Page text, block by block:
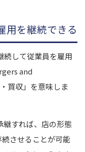
用を継続できる
続して従業員を雇用
and
買収」を意味しま
継すれば、店の形態
させることが可能